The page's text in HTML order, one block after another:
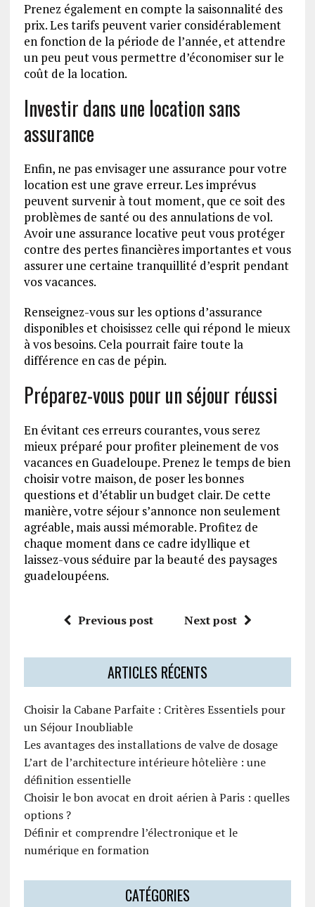
Prenez également en compte la saisonnalité des
prix. Les tarifs peuvent varier considérablement
en fonction de la période de l’année, et attendre
un peu peut vous permettre d’économiser sur le
coût de la location.
Investir dans une location sans
assurance
Enfin, ne pas envisager une assurance pour votre
location est une grave erreur. Les imprévus
peuvent survenir à tout moment, que ce soit des
problèmes de santé ou des annulations de vol.
Avoir une assurance locative peut vous protéger
contre des pertes financières importantes et vous
assurer une certaine tranquillité d’esprit pendant
vos vacances.
Renseignez-vous sur les options d’assurance
disponibles et choisissez celle qui répond le mieux
à vos besoins. Cela pourrait faire toute la
différence en cas de pépin.
Préparez-vous pour un séjour réussi
En évitant ces erreurs courantes, vous serez
mieux préparé pour profiter pleinement de vos
vacances en Guadeloupe. Prenez le temps de bien
choisir votre maison, de poser les bonnes
questions et d’établir un budget clair. De cette
manière, votre séjour s’annonce non seulement
agréable, mais aussi mémorable. Profitez de
chaque moment dans ce cadre idyllique et
laissez-vous séduire par la beauté des paysages
guadeloupéens.
Previous post Next post
ARTICLES RÉCENTS
Choisir la Cabane Parfaite : Critères Essentiels pour
un Séjour Inoubliable
Les avantages des installations de valve de dosage
L’art de l’architecture intérieure hôtelière : une
définition essentielle
Choisir le bon avocat en droit aérien à Paris : quelles
options ?
Définir et comprendre l’électronique et le
numérique en formation
CATÉGORIES